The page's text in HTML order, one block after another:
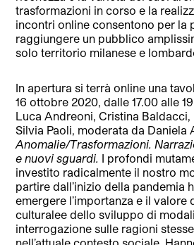
trasformazioni in corso e la
incontri online consentono per la
raggiungere un pubblico
solo territorio milanese e
In apertura si terrà online una
16 ottobre 2020, dalle 17.00 alle
Luca Andreoni, Cristina Baldacci,
Silvia Paoli, moderata da Daniela
Anomalie/Trasformazioni.
e nuovi sguardi. I profondi
investito radicalmente il nostro
partire dall’inizio della pandemia
emergere l’importanza e il valore
culturalee dello sviluppo di
interrogazione sulle ragioni